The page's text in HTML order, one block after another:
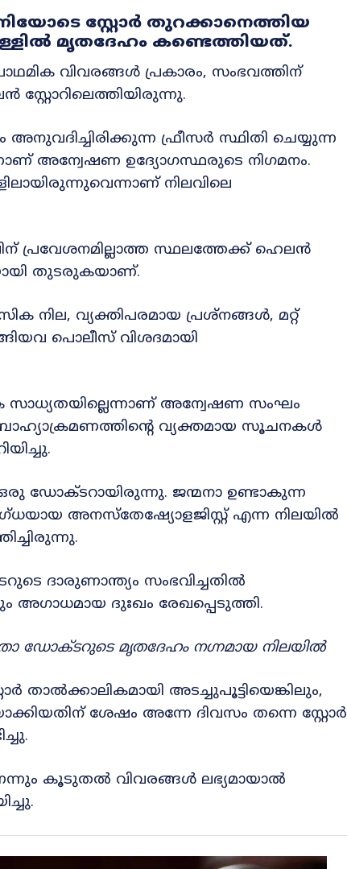
സ്റ്റോർ തുറക്കാനെത്തിയ
മൃതദേഹം കണ്ടെത്തിയത്.
വിവരങ്ങൾ പ്രകാരം, സംഭവത്തിന്
സ്റ്റോറിലെത്തിയിരുന്നു.
അനുവദിച്ചിരിക്കുന്ന ഫ്രീസർ സ്ഥിതി ചെയ്യുന്ന
അന്വേഷണ ഉദ്യോഗസ്ഥരുടെ നിഗമനം.
നിലവിലെ
സ്ഥലത്തേക്ക് ഹെലൻ
തുടരുകയാണ്.
നില, വ്യക്തിപരമായ പ്രശ്നങ്ങൾ, മറ്റ്
പൊലീസ് വിശദമായി
അന്വേഷണ സംഘം
വ്യക്തമായ സൂചനകൾ
ഒരു ഡോക്ടറായിരുന്നു. ജന്മനാ ഉണ്ടാകുന്ന
അനസ്തേഷ്യോളജിസ്റ്റ് എന്ന നിലയിൽ
ദാരുണാന്ത്യം സംഭവിച്ചതിൽ
ദുഃഖം രേഖപ്പെടുത്തി.
ഡോക്ടറുടെ മൃതദേഹം നഗ്നമായ നിലയിൽ
താൽക്കാലികമായി അടച്ചുപൂട്ടിയെങ്കിലും,
ശേഷം അന്നേ ദിവസം തന്നെ സ്റ്റോർ
കൂടുതൽ വിവരങ്ങൾ ലഭ്യമായാൽ